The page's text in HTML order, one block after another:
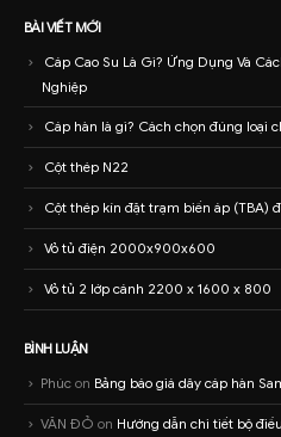
BÀI VIẾT MỚI
Cáp Cao Su Là Gì? Ứng Dụng Và
Nghiệp
Cáp hàn là gì? Cách chọn đúng loại
Cột thép N22
Cột thép kín đặt trạm biến áp (TBA)
Vỏ tủ điện 2000x900x600
Vỏ tủ 2 lớp cánh 2200 x 1600 x 800
BÌNH LUẬN
Phúc on Bảng báo giá dây cáp hàn
VĂN ĐỎ on Hướng dẫn chi tiết bộ